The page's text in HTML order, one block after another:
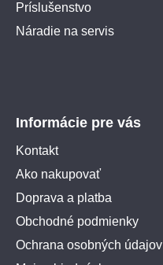
Príslušenstvo
Náradie na servis
Informácie pre vás
Kontakt
Ako nakupovať
Doprava a platba
Obchodné podmienky
Ochrana osobných údajov